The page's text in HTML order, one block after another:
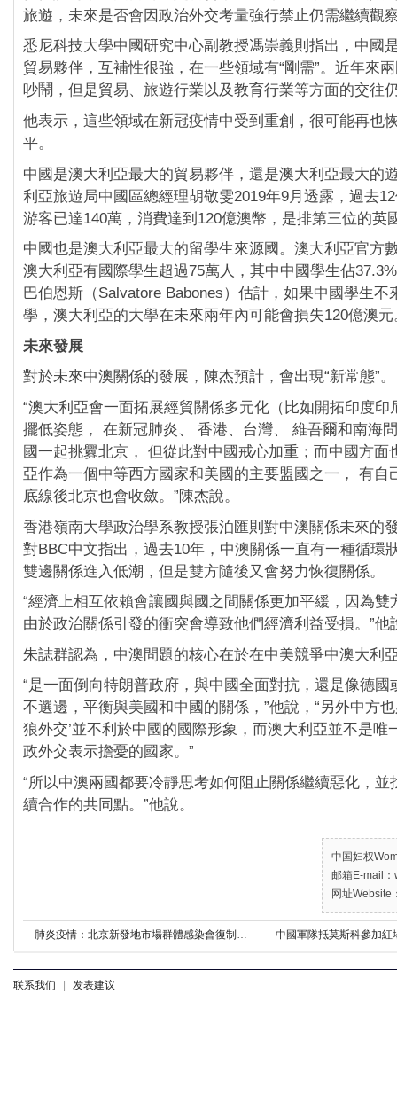
旅遊，未來是否會因政治外交考量強行禁止仍需繼續觀
悉尼科技大學中國研究中心副教授馮崇義則指出，中國
貿易夥伴，互補性很強，在一些領域有“剛需”。近年來
吵鬧，但是貿易、旅遊行業以及教育行業等方面的交往
他表示，這些領域在新冠疫情中受到重創，很可能再也
平。
中國是澳大利亞最大的貿易夥伴，還是澳大利亞最大的
利亞旅遊局中國區總經理胡敬雯2019年9月透露，過去
游客已達140萬，消費達到120億澳幣，是排第三位的英
中國也是澳大利亞最大的留學生來源國。澳大利亞官方
澳大利亞有國際學生超過75萬人，其中中國學生佔
巴伯恩斯（Salvatore Babones）估計，如果中國學生不
學，澳大利亞的大學在未來兩年內可能會損失120億澳元
未來發展
對於未來中澳關係的發展，陳杰預計，會出現“新常態”。
“澳大利亞會一面拓展經貿關係多元化（比如開拓印度印
擺低姿態， 在新冠肺炎、 香港、台灣、 維吾爾和南海
國一起挑釁北京， 但從此對中國戒心加重；而中國方面
亞作為一個中等西方國家和美國的主要盟國之一， 有自
底線後北京也會收斂。”陳杰說。
香港嶺南大學政治學系教授張泊匯則對中澳關係未來的
對BBC中文指出，過去10年，中澳關係一直有一種循環
雙邊關係進入低潮，但是雙方隨後又會努力恢復關係。
“經濟上相互依賴會讓國與國之間關係更加平緩，因為雙
由於政治關係引發的衝突會導致他們經濟利益受損。”他
朱誌群認為，中澳問題的核心在於在中美競爭中澳大利
“是一面倒向特朗普政府，與中國全面對抗，還是像德國
不選邊，平衡與美國和中國的關係，”他說，“另外中方
狼外交’並不利於中國的國際形象，而澳大利亞並不是唯
政外交表示擔憂的國家。”
“所以中澳兩國都要冷靜思考如何阻止關係繼續惡化，並
續合作的共同點。”他說。
中国妇权
邮箱E-mail
网址Website
中國軍隊抵莫斯科參加
联系我们 | 发表建议